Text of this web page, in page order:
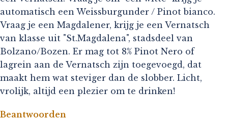
automatisch een Weissburgunder / Pinot bianco.
Vraag je een Magdalener, krijg je een Vernatsch
van klasse uit "St.Magdalena", stadsdeel van
Bolzano/Bozen. Er mag tot 8% Pinot Nero of
lagrein aan de Vernatsch zijn toegevoegd, dat
maakt hem wat steviger dan de slobber. Licht,
vrolijk, altijd een plezier om te drinken!
Beantwoorden